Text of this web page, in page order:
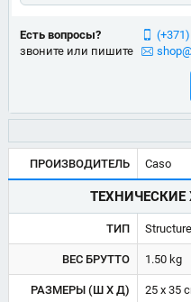
Есть вопросы?
звоните или пишите
ПРОИЗВОДИТЕЛЬ Caso
ТЕХНИЧЕСКИЕ
ТИП
ВЕС БРУТТО 1.50 kg
РАЗМЕРЫ (Ш Х Д) 25 x 35